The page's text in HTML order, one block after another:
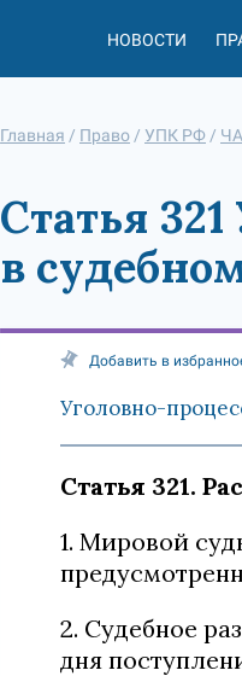
НОВОСТИ
Главная / Право / УПК РФ /
Статья
в
Добавить в
Уголовно-
Статья 321.
1. Мировой
2. Судебное
дня